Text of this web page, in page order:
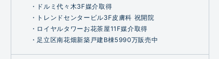
・ドルミ代々木3F媒介取得
・トレンドセンタービル3F皮膚科 祝開院
・ロイヤルタワーお花茶屋11F媒介取得
・足立区南花畑新築戸建B棟5990万販売中